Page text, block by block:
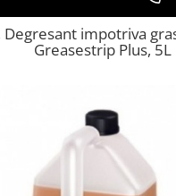
de lichide
curatat cu presiune
si aspirat
Degresant impotriva
Greasestrip Plus, 5L